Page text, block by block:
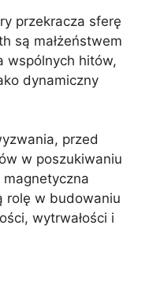
przekracza sferę
są małżeństwem
wspólnych hitów,
dynamiczny
przed
w poszukiwaniu
rolę w budowaniu
wytrwałości i